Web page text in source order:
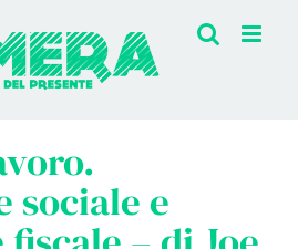
sociale e